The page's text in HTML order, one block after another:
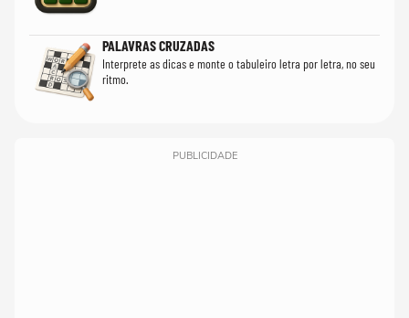
PALAVRAS CRUZADAS
Interprete as dicas e monte o tabuleiro letra por letra, no seu
ritmo.
PUBLICIDADE